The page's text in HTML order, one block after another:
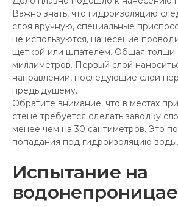
Важно знать, что гидроизоляцию
слоя вручную, специальные
не используются, нанесение
щеткой или шпателем. Общая
миллиметров. Первый слой
направлении, последующие слои
предыдущему.
Обратите внимание, что в местах
стене требуется сделать заводку
менее чем на 30 сантиметров. Это
попадания под гидроизоляцию воды.
Испытание на